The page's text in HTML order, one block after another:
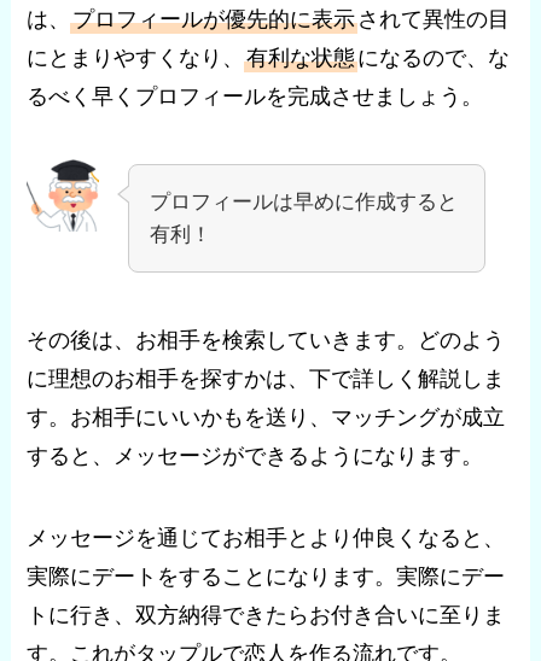
は、プロフィールが優先的に表示されて異性の目
にとまりやすくなり、有利な状態になるので、な
るべく早くプロフィールを完成させましょう。
プロフィールは早めに作成すると
有利！
その後は、お相手を検索していきます。どのよう
に理想のお相手を探すかは、下で詳しく解説しま
す。お相手にいいかもを送り、マッチングが成立
すると、メッセージができるようになります。
メッセージを通じてお相手とより仲良くなると、
実際にデートをすることになります。実際にデー
トに行き、双方納得できたらお付き合いに至りま
す。これがタップルで恋人を作る流れです。